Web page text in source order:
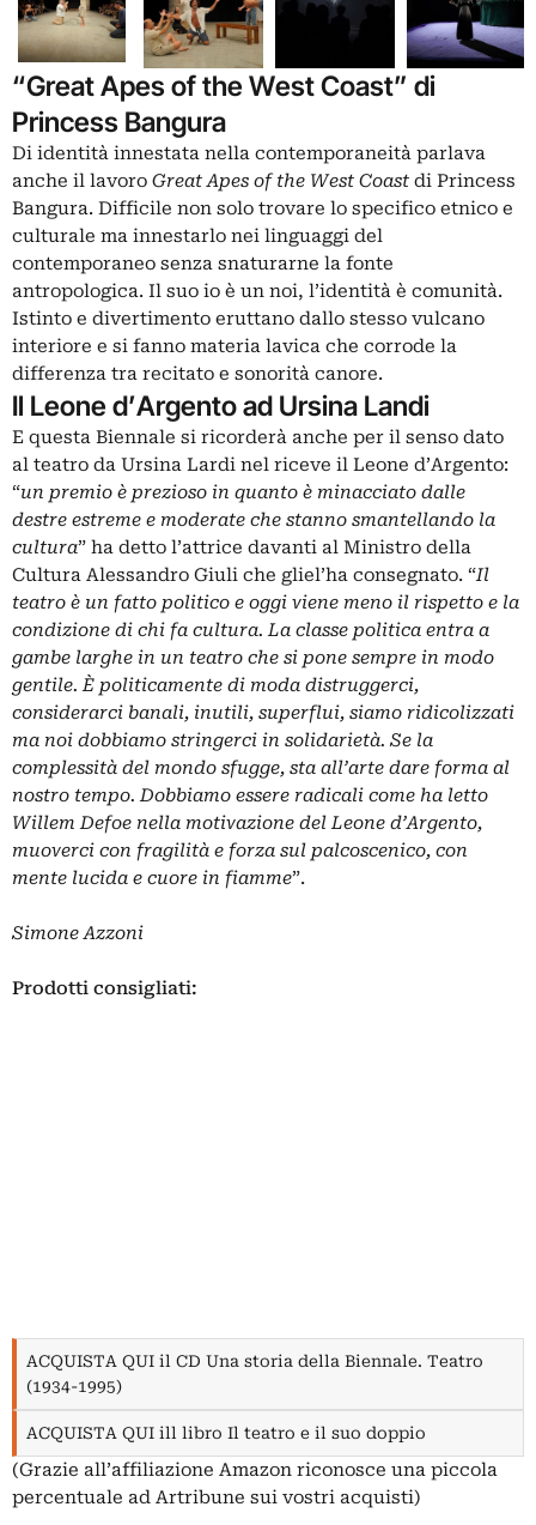
“Great Apes of the West Coast” di
Princess Bangura
Di identità innestata nella contemporaneità parlava
anche il lavoro Great Apes of the West Coast di Princess
Bangura. Difficile non solo trovare lo specifico etnico e
culturale ma innestarlo nei linguaggi del
contemporaneo senza snaturarne la fonte
antropologica. Il suo io è un noi, l’identità è comunità.
Istinto e divertimento eruttano dallo stesso vulcano
interiore e si fanno materia lavica che corrode la
differenza tra recitato e sonorità canore.
Il Leone d’Argento ad Ursina Landi
E questa Biennale si ricorderà anche per il senso dato
al teatro da Ursina Lardi nel riceve il Leone d’Argento:
“un premio è prezioso in quanto è minacciato dalle
destre estreme e moderate che stanno smantellando la
cultura” ha detto l’attrice davanti al Ministro della
Cultura Alessandro Giuli che gliel’ha consegnato. “Il
teatro è un fatto politico e oggi viene meno il rispetto e la
condizione di chi fa cultura. La classe politica entra a
gambe larghe in un teatro che si pone sempre in modo
gentile. È politicamente di moda distruggerci,
considerarci banali, inutili, superflui, siamo ridicolizzati
ma noi dobbiamo stringerci in solidarietà. Se la
complessità del mondo sfugge, sta all’arte dare forma al
nostro tempo. Dobbiamo essere radicali come ha letto
Willem Defoe nella motivazione del Leone d’Argento,
muoverci con fragilità e forza sul palcoscenico, con
mente lucida e cuore in fiamme”.
Simone Azzoni
Prodotti consigliati:
ACQUISTA QUI il CD Una storia della Biennale. Teatro
(1934-1995)
ACQUISTA QUI ill libro Il teatro e il suo doppio
(Grazie all’affiliazione Amazon riconosce una piccola
percentuale ad Artribune sui vostri acquisti)